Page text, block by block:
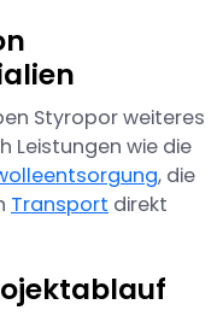
Styropor weiteres
Leistungen wie die
, die
Transport direkt